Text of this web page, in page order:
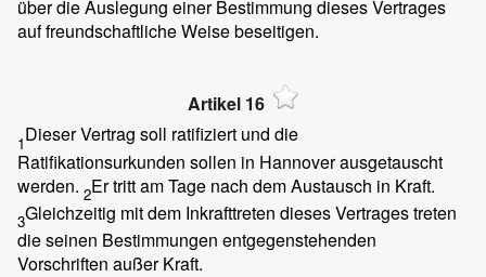
über die Auslegung einer Bestimmung dieses Vertrages
auf freundschaftliche Weise beseitigen.
Artikel 16
1Dieser Vertrag soll ratifiziert und die
Ratifikationsurkunden sollen in Hannover ausgetauscht
werden. 2Er tritt am Tage nach dem Austausch in Kraft.
3Gleichzeitig mit dem Inkrafttreten dieses Vertrages treten
die seinen Bestimmungen entgegenstehenden
Vorschriften außer Kraft.